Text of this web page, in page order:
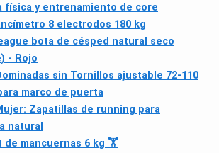
física y entrenamiento de core
8 electrodos 180 kg
bota de césped natural seco
- Rojo
sin Tornillos ajustable 72-110
marco de puerta
Zapatillas de running para
natural
de mancuernas 6 kg 🏋